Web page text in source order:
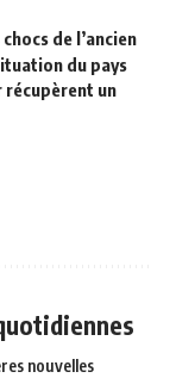
de l’ancien
du pays
récupèrent un
nouvelles